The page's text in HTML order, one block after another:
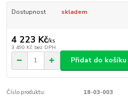
Dostupnost skladem
4 223 Kč/ks
3 490 Kč bez DPH
Přidat do košíku
Číslo produktu: 18-03-003